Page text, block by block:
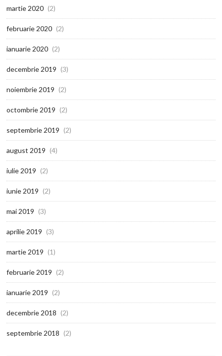
martie 2020 (2)
februarie 2020 (2)
ianuarie 2020 (2)
decembrie 2019 (3)
noiembrie 2019 (2)
octombrie 2019 (2)
septembrie 2019 (2)
august 2019 (4)
iulie 2019 (2)
iunie 2019 (2)
mai 2019 (3)
aprilie 2019 (3)
martie 2019 (1)
februarie 2019 (2)
ianuarie 2019 (2)
decembrie 2018 (2)
septembrie 2018 (2)